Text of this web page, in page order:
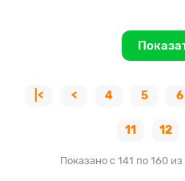
|< < 4 5 6
11 12
Показано с 141 по 160